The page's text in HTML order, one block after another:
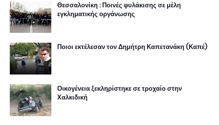
Θεσσαλονίκη : Ποινές φυλάκισης σε μέλη
εγκληματικής οργάνωσης
Ποιοι εκτέλεσαν τον Δημήτρη Καπετανάκη (Καπέ)
Οικογένεια ξεκληρίστηκε σε τροχαίο στην
Χαλκιδική